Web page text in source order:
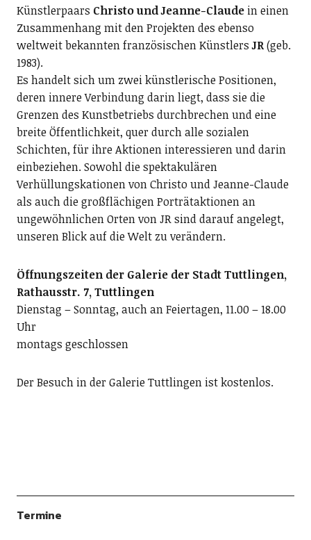
Künstlerpaars Christo und Jeanne-Claudein einen
Zusammenhang mit den Projekten des ebenso
weltweit bekannten französischen KünstlersJR(geb.
1983).
Es handelt sich um zwei künstlerische Positionen,
deren innere Verbindung darin liegt, dass sie die
Grenzen des Kunstbetriebs durchbrechen und eine
breite Öffentlichkeit, quer durch alle sozialen
Schichten, für ihre Aktionen interessieren und darin
einbeziehen. Sowohl die spektakulären
Verhüllungskationen von Christo und Jeanne-Claude
als auch die großflächigen Porträtaktionen an
ungewöhnlichen Orten von JR sind darauf angelegt,
unseren Blick auf die Welt zu verändern.
Öffnungszeiten der Galerie der Stadt Tuttlingen,
Rathausstr. 7, Tuttlingen
Dienstag – Sonntag, auch an Feiertagen, 11.00 – 18.00
Uhr
montags geschlossen
Der Besuch in der Galerie Tuttlingen ist kostenlos.
Termine